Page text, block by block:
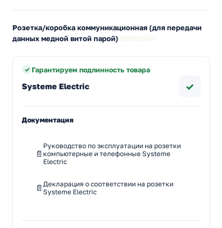
Розетка/коробка коммуникационная (для передачи
данных медной витой парой)
Гарантируем подлинность товара
Systeme Electric ✓
Документация
Руководство по эксплуатации на розетки
компьютерные и телефонные Systeme
Electric
Декларация о соответствии на розетки
Systeme Electric